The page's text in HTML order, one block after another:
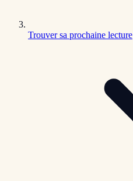
Trouver sa prochaine lecture